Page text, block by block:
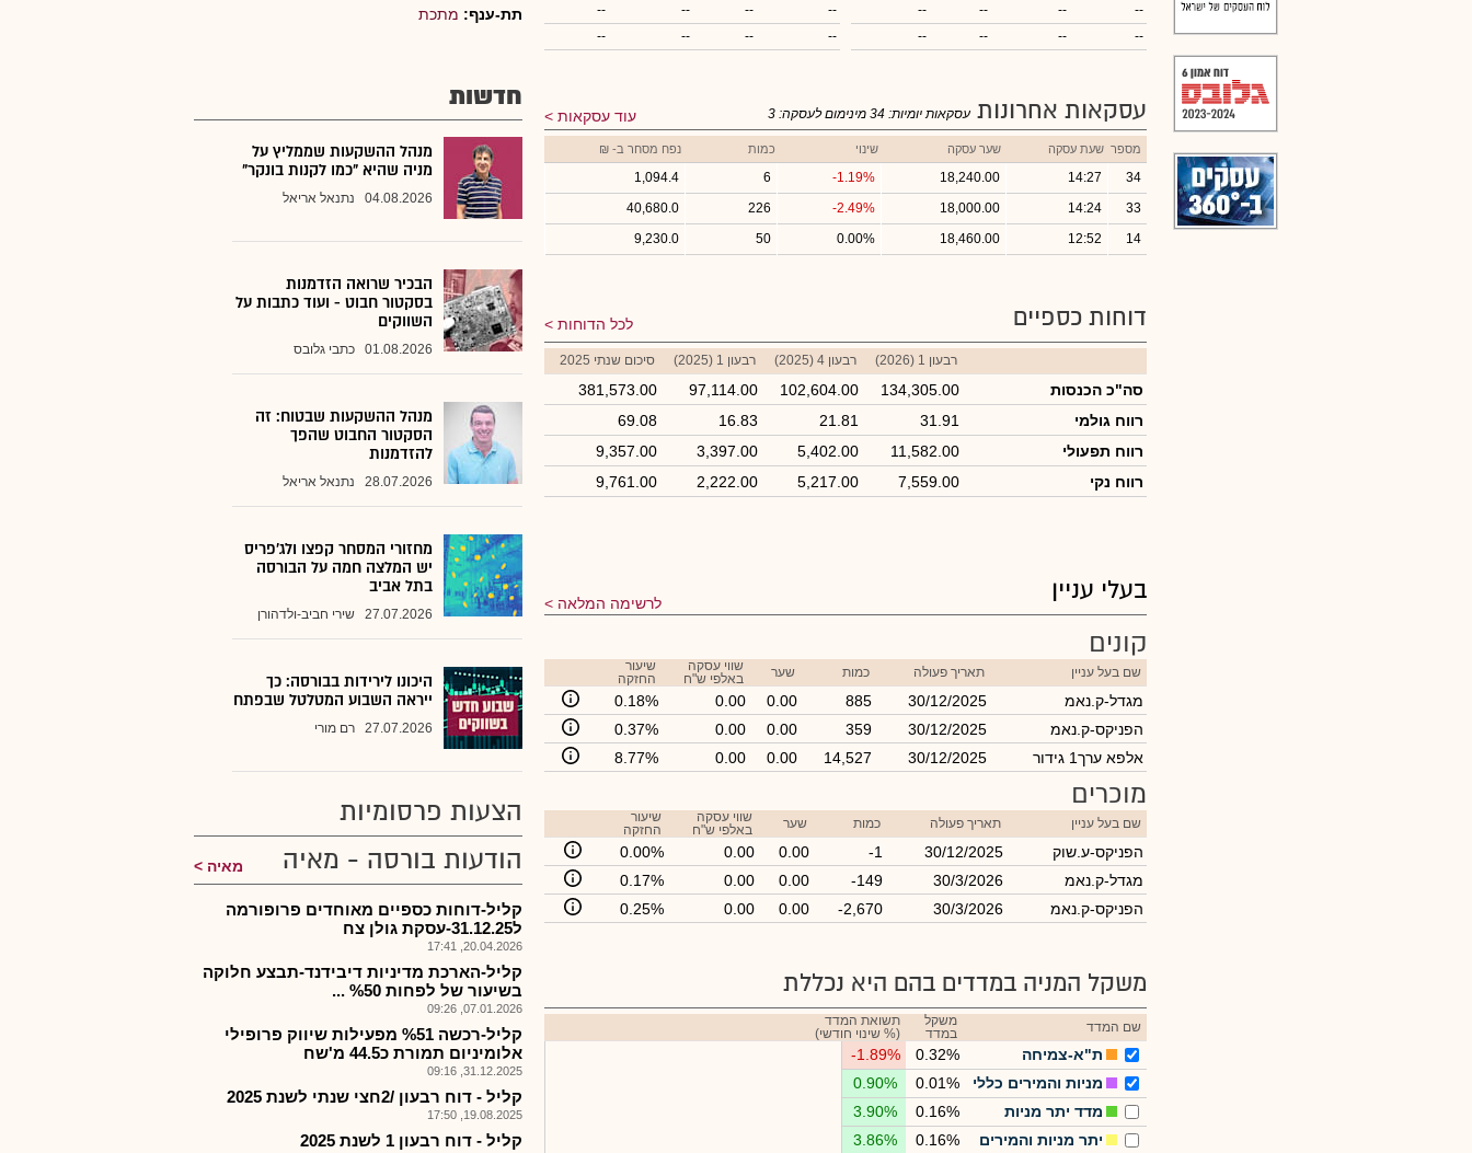
--
--
--
--
--
--
--
--
--
--
--
--
--
--
--
--
עסקאות אחרונות עוד עסקאות עסקאות יומיות: 34 מינימום לעסקה: 3
מספר שעת עסקה שער עסקה שינוי כמות נפח מסחר ב- ₪
34
14:27
18,240.00
-1.19%
6
1,094.4
33
14:24
18,000.00
-2.49%
226
40,680.0
14
12:52
18,460.00
0.00%
50
9,230.0
דוחות כספיים לכל הדוחות
רבעון 1 (2026) רבעון 4 (2025) רבעון 1 (2025) סיכום שנתי 2025
סה"כ הכנסות 134,305.00
102,604.00
97,114.00
381,573.00
רווח גולמי
31.91
21.81
16.83
69.08
רווח תפעולי
11,582.00
5,402.00
3,397.00
9,357.00
רווח נקי
7,559.00
5,217.00
2,222.00
9,761.00
בעלי עניין לרשימה המלאה
קונים
שם בעל עניין תאריך פעולה כמות שער
שווי עסקה
באלפי ש"ח
שיעור
החזקה
מגדל-ק.נאמ 30/12/2025
885
0.00
0.00
0.18%
הפניקס-ק.נאמ
30/12/2025
359
0.00
0.00
0.37%
אלפא ערך1 גידור
30/12/2025
14,527
0.00
0.00
8.77%
מוכרים
שם בעל עניין תאריך פעולה כמות שער
שווי עסקה
באלפי ש"ח
שיעור
החזקה
הפניקס-ע.שוק 30/12/2025
-1
0.00
0.00
0.00%
מגדל-ק.נאמ
30/3/2026
-149
0.00
0.00
0.17%
הפניקס-ק.נאמ
30/3/2026
-2,670
0.00
0.00
0.25%
משקל המניה במדדים בהם היא נכללת
שם המדד
משקל
במדד
תשואת המדד
(% שינוי חודשי)
ת"א-צמיחה 0.32%
-1.89%
מניות והמירים כללי
0.01%
0.90%
מדד יתר מניות
0.16%
3.90%
יתר מניות והמירים
0.16%
3.86%
תת-ענף: מתכת
חדשות
מנהל ההשקעות שממליץ על
מניה שהיא "כמו לקנות בונקר"
04.08.2026 נתנאל אריאל
הבכיר שרואה הזדמנות
בסקטור חבוט - ועוד כתבות על
השווקים
01.08.2026 כתבי גלובס
מנהל ההשקעות שבטוח: זה
הסקטור החבוט שהפך
להזדמנות
28.07.2026 נתנאל אריאל
מחזורי המסחר קפצו ולג'פריס
יש המלצה חמה על הבורסה
בתל אביב
27.07.2026 שירי חביב-ולדהורן
היכונו לירידות בבורסה: כך
ייראה השבוע המטלטל שבפתח
27.07.2026 רם מורי
הצעות פרסומיות
הודעות בורסה - מאיה
מאיה
קליל-דוחות כספיים מאוחדים פרופורמה
ל31.12.25-עסקת גולן צח
20.04.2026, 17:41
קליל-הארכת מדיניות דיבידנד-תבצע חלוקה
בשיעור של לפחות %50 ...
07.01.2026, 09:26
קליל-רכשה %51 מפעילות שיווק פרופילי
אלומיניום תמורת כ44.5 מ'שח
31.12.2025, 09:16
קליל - דוח רבעון /2חצי שנתי לשנת 2025
19.08.2025, 17:50
קליל - דוח רבעון 1 לשנת 2025